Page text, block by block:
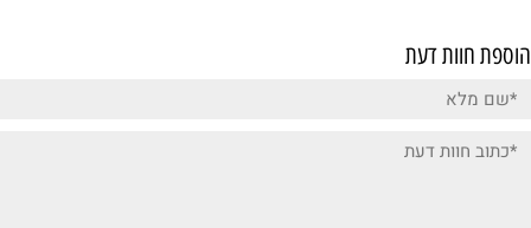
הוספת חוות דעת